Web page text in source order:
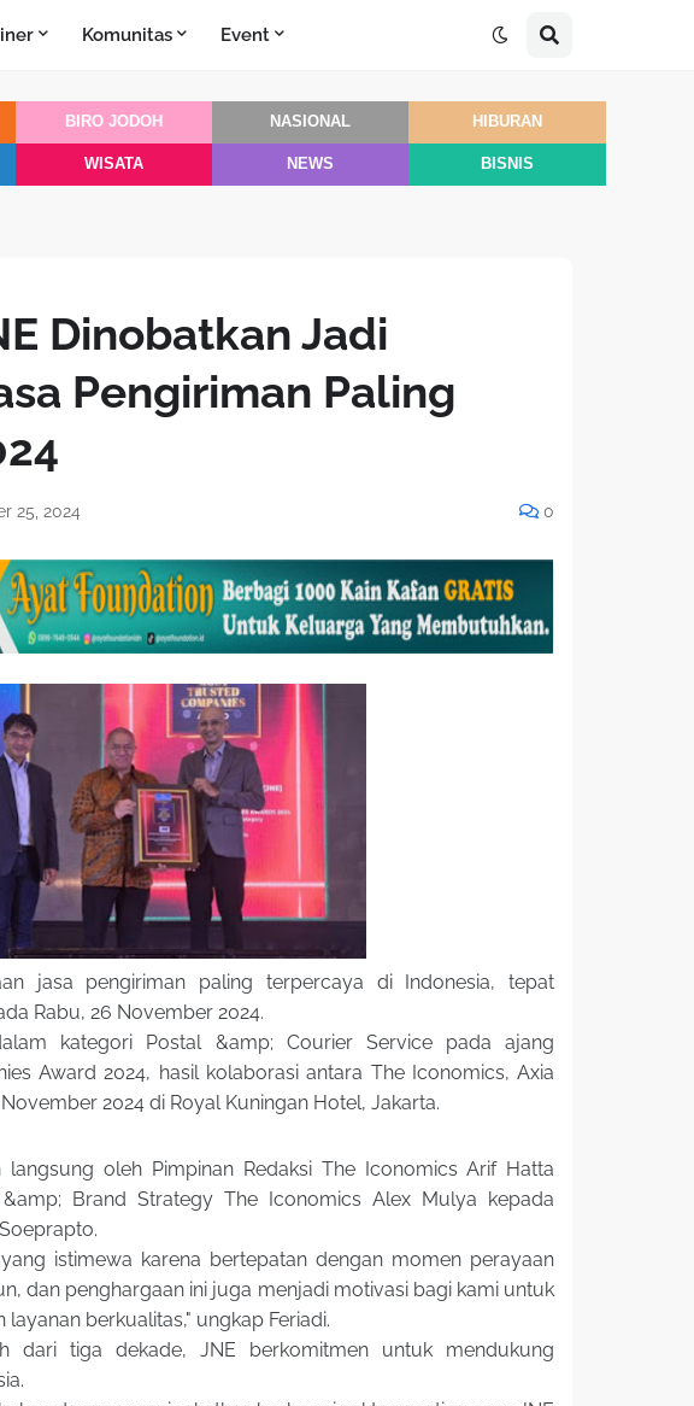
Komunitas Event
BIRO JODOH NASIONAL HIBURAN
WISATA NEWS BISNIS
Dinobatkan Jadi
Pengiriman Paling
25, 2024 0
jasa pengiriman paling terpercaya di Indonesia, tepat
Rabu, 26 November 2024.
kategori Postal &amp; Courier Service pada ajang
Award 2024, hasil kolaborasi antara The Iconomics, Axia
2024 di Royal Kuningan Hotel, Jakarta.
langsung oleh Pimpinan Redaksi The Iconomics Arif Hatta
Brand Strategy The Iconomics Alex Mulya kepada
istimewa karena bertepatan dengan momen perayaan
dan penghargaan ini juga menjadi motivasi bagi kami untuk
berkualitas," ungkap Feriadi.
dari tiga dekade, JNE berkomitmen untuk mendukung